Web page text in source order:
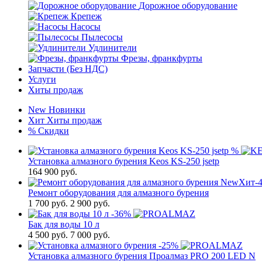
Дорожное оборудование
Крепеж
Насосы
Пылесосы
Удлинители
Фрезы, франкфурты
Запчасти (Без НДС)
Услуги
Хиты продаж
New Новинки
Хит Хиты продаж
% Скидки
%
Установка алмазного бурения Keos KS-250 jsetp
164 900 руб.
NewХит-
Ремонт оборудования для алмазного бурения
1 700 руб. 2 900 руб.
-36%
Бак для воды 10 л
4 500 руб. 7 000 руб.
-25%
Установка алмазного бурения Проалмаз PRO 200 LED N